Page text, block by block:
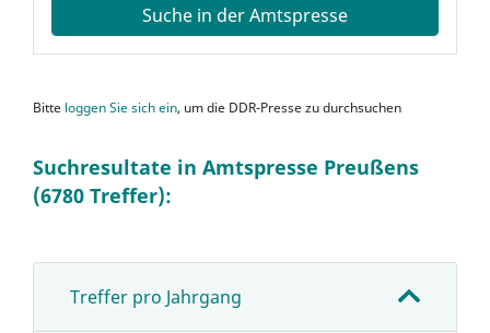
Suche in der Amtspresse
Bitte loggen Sie sich ein, um die DDR-Presse zu durchsuchen
Suchresultate in Amtspresse Preußens
(6780 Treffer):
Treffer pro Jahrgang